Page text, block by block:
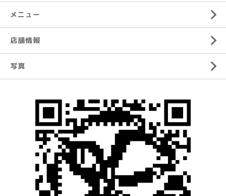
メニュー
店舗情報
写真